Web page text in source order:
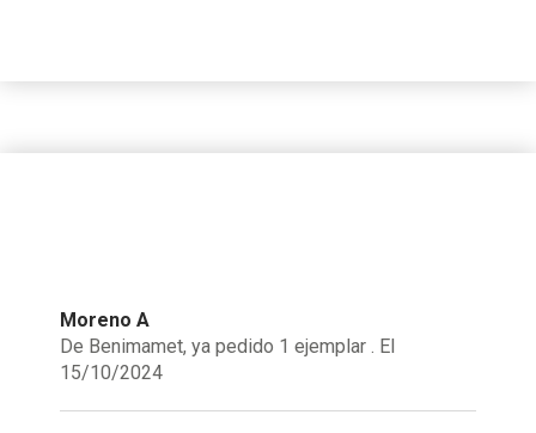
Moreno A
De Benimamet, ya pedido 1 ejemplar . El
15/10/2024